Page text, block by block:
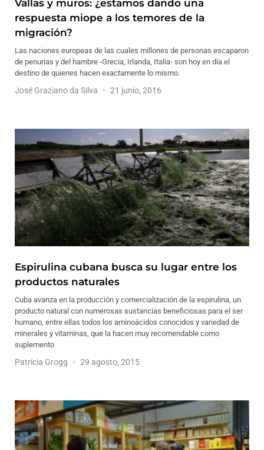
Vallas y muros: ¿estamos dando una
respuesta miope a los temores de la
migración?
Las naciones europeas de las cuales millones de personas escaparon
de penurias y del hambre -Grecia, Irlanda, Italia- son hoy en día el
destino de quienes hacen exactamente lo mismo.
José Graziano da Silva 21 junio, 2016
Espirulina cubana busca su lugar entre los
productos naturales
Cuba avanza en la producción y comercialización de la espirulina, un
producto natural con numerosas sustancias beneficiosas para el ser
humano, entre ellas todos los aminoácidos conocidos y variedad de
minerales y vitaminas, que la hacen muy recomendable como
suplemento
Patricia Grogg 29 agosto, 2015